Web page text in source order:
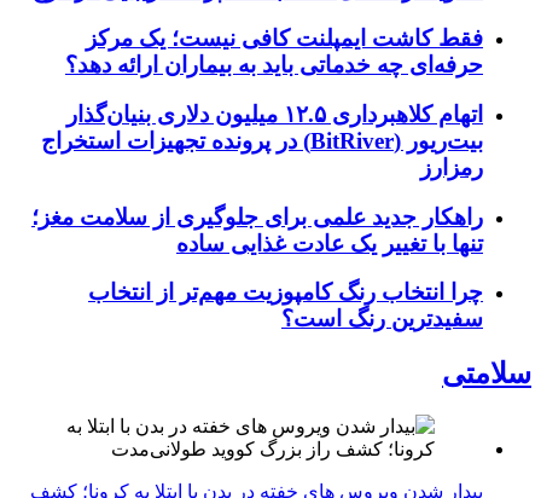
فقط کاشت ایمپلنت کافی نیست؛ یک مرکز
حرفه‌ای چه خدماتی باید به بیماران ارائه دهد؟
اتهام کلاهبرداری ۱۲.۵ میلیون دلاری بنیان‌گذار
بیت‌ریور (BitRiver) در پرونده تجهیزات استخراج
رمزارز
راهکار جدید علمی برای جلوگیری از سلامت مغز؛
تنها با تغییر یک عادت غذایی ساده
چرا انتخاب رنگ کامپوزیت مهم‌تر از انتخاب
سفیدترین رنگ است؟
سلامتی
بیدار شدن ویروس‌ های خفته در بدن با ابتلا به کرونا؛ کشف